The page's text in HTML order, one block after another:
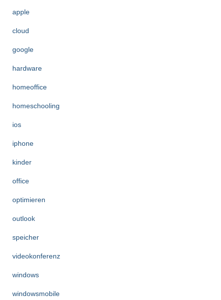
apple
cloud
google
hardware
homeoffice
homeschooling
ios
iphone
kinder
office
optimieren
outlook
speicher
videokonferenz
windows
windowsmobile